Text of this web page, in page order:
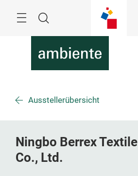
Suche
Ausstellerübersicht
Ningbo Berrex Textile
Co., Ltd.